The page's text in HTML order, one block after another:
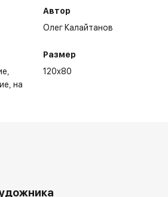
на
Автор
Олег Калайтанов
Размер
120x80